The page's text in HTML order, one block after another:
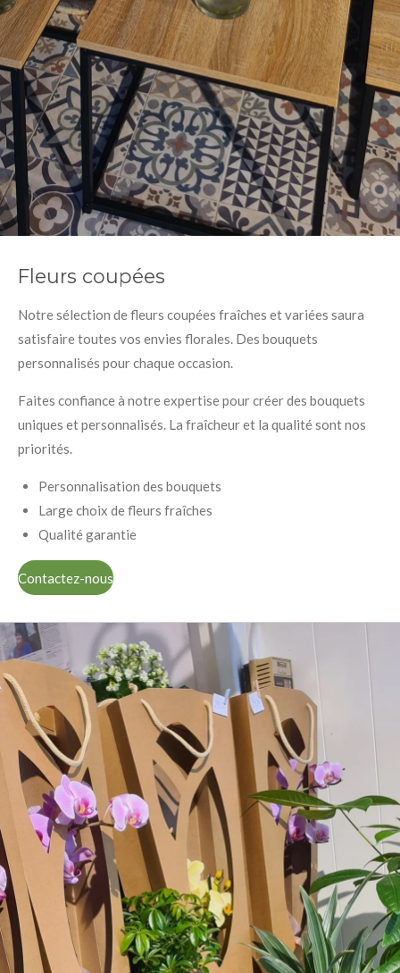
Fleurs coupées
Notre sélection de fleurs coupées fraîches et variées saura
satisfaire toutes vos envies florales. Des bouquets
personnalisés pour chaque occasion.
Faites confiance à notre expertise pour créer des bouquets
uniques et personnalisés. La fraîcheur et la qualité sont nos
priorités.
Personnalisation des bouquets
Large choix de fleurs fraîches
Qualité garantie
Contactez-nous